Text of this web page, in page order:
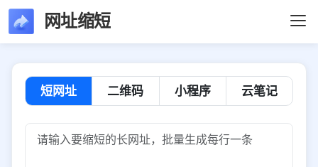
网址缩短
短网址 二维码 小程序 云笔记